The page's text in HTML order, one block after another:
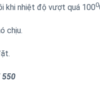
khi nhiệt độ vượt quá 1000
chịu.
550